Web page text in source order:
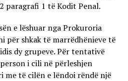
paragrafi 1 të Kodit Penal.
e lëshuar nga Prokuroria
për shkak të marrëdhënieve të
dy grupeve. Për tentativë
i cili në përleshjen
me të cilën e lëndoi rëndë një